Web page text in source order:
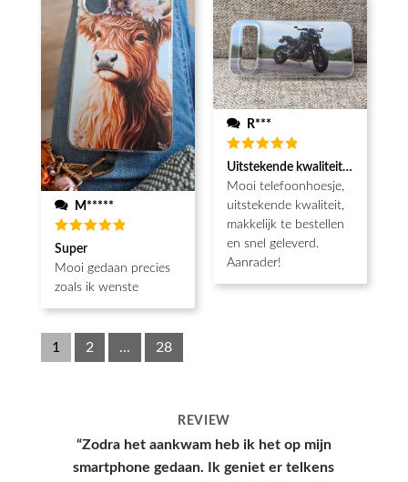
M*****
Waardering
5 uit 5
Super
Mooi gedaan precies
zoals ik wenste
R***
Waardering
5uit 5
Uitstekende kwaliteit, snel
Mooi telefoonhoesje,
uitstekende kwaliteit,
makkelijk te bestellen
en snel geleverd.
Aanrader!
1 2 ... 28
REVIEW
“Hoesje kwam snel aan en had een leuke
verpakking, hele goede kwaliteit en